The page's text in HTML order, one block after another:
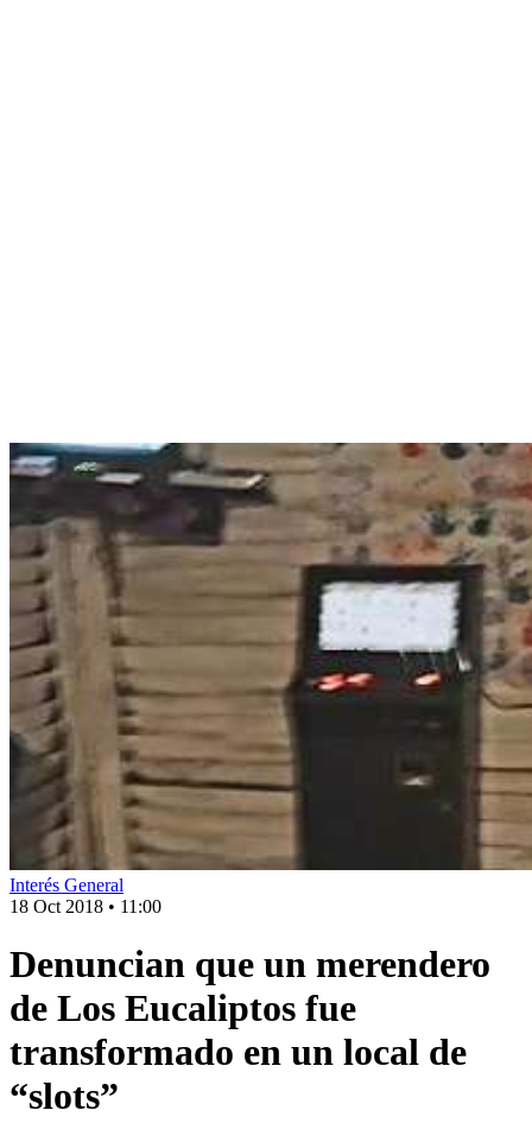
Interés General
18 Oct 2018 • 11:00
Denuncian que un merendero
de Los Eucaliptos fue
transformado en un local de
“slots”